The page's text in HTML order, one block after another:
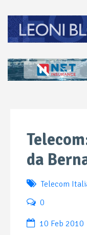
da
Telecom
0
10 Feb 2010